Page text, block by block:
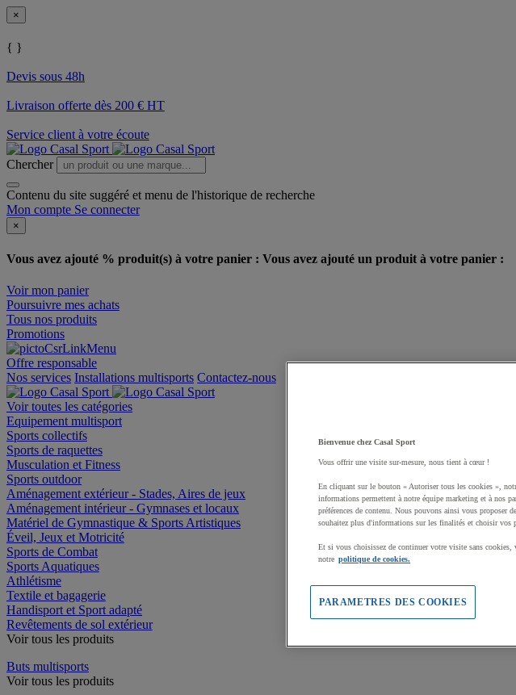
×
{ }
Devis sous 48h
Livraison offerte dès 200 € HT
Service client à votre écoute
Chercher
Contenu du site suggéré et menu de l'historique de recherche
Mon compte Se connecter
×
Vous avez ajouté % produit(s) à votre panier : Vous avez ajouté un produit à votre panier :
Voir mon panier
Poursuivre mes achats
Tous nos produits
Promotions
Offre responsable
Nos services Installations multisports Contactez-nous
Voir toutes les catégories
Equipement multisport
Sports collectifs
Sports de raquettes
Musculation et Fitness
Sports outdoor
Aménagement extérieur - Stades, Aires de jeux
Aménagement intérieur - Gymnases et locaux
Matériel de Gymnastique & Sports Artistiques
Éveil, Jeux et Motricité
Sports de Combat
Sports Aquatiques
Athlétisme
Textile et bagagerie
Handisport et Sport adapté
Revêtements de sol extérieur
Voir tous les produits
Buts multisports
Voir tous les produits
Bienvenue chez Casal Sport
Vous offrir une visite sur-mesure, nous tient à cœur !
En cliquant sur le bouton « Autoriser tous les cookies »,
informations permettent à notre équipe marketing et à nos
préférences de contenu. Nous pouvons ainsi vous proposer
souhaitez plus d'informations sur les finalités et choisir vos
Et si vous choisissez de continuer votre visite sans
notre politique de cookies.
PARAMETRES DES COOKIES